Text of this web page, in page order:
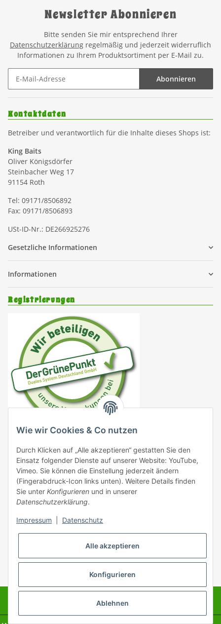
Newsletter Abonnieren
Bitte senden Sie mir entsprechend Ihrer
Datenschutzerklärung regelmäßig und jederzeit widerruflich
Informationen zu Ihrem Produktsortiment per E-Mail zu.
Abonnieren
Kontaktdaten
Betreiber und verantwortlich für die Inhalte dieses Shops ist:
King Baits
Oliver Königsdörfer
Steinbacher Weg 17
91154 Roth
Tel: 09171/8506892
Fax: 09171/8506893
USt-ID-Nr.: DE266925276
Gesetzliche Informationen
Informationen
Registrierungen
VO (EG) 183/2005
VO (EG) 999/2001
EG 1069/2009 DE09576000137
VO (EG) 767/2009
* Alle Preise inkl. gesetzlicher USt., zzgl.Versand
© King Baits
Powered byJTL-Shop
Wie wir Cookies & Co nutzen
Durch Klicken auf „Alle akzeptieren“ gestatten Sie den
Einsatz folgender Dienste auf unserer Website: YouTube,
Vimeo. Sie können die Einstellung jederzeit ändern
(Fingerabdruck-Icon links unten). Weitere Details finden
Sie unter Konfigurieren und in unserer
Datenschutzerklärung.
Impressum Datenschutz
Alle akzeptieren
Konfigurieren
Ablehnen